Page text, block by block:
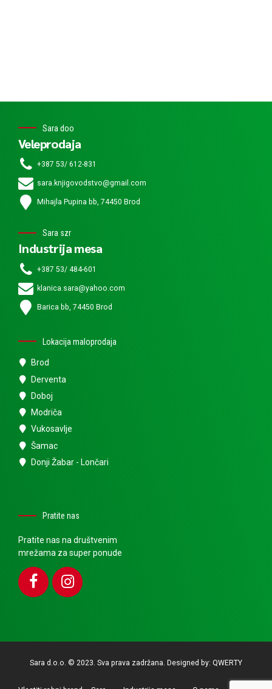
Sara doo
Veleprodaja
+387 53/ 612-831
sara.knjigovodstvo@gmail.com
Mihajla Pupina bb, 74450 Brod
Sara szr
Industrija mesa
+387 53/ 484-601
klanica.sara@yahoo.com
Barica bb, 74450 Brod
Lokacija maloprodaja
Brod
Derventa
Doboj
Modriča
Vukosavlje
Šamac
Donji Žabar - Lončari
Pratite nas
Pratite nas na društvenim
mrežama za super ponude
Sara d.o.o. © 2023. Sva prava zadržana. Designed by: QWERTY